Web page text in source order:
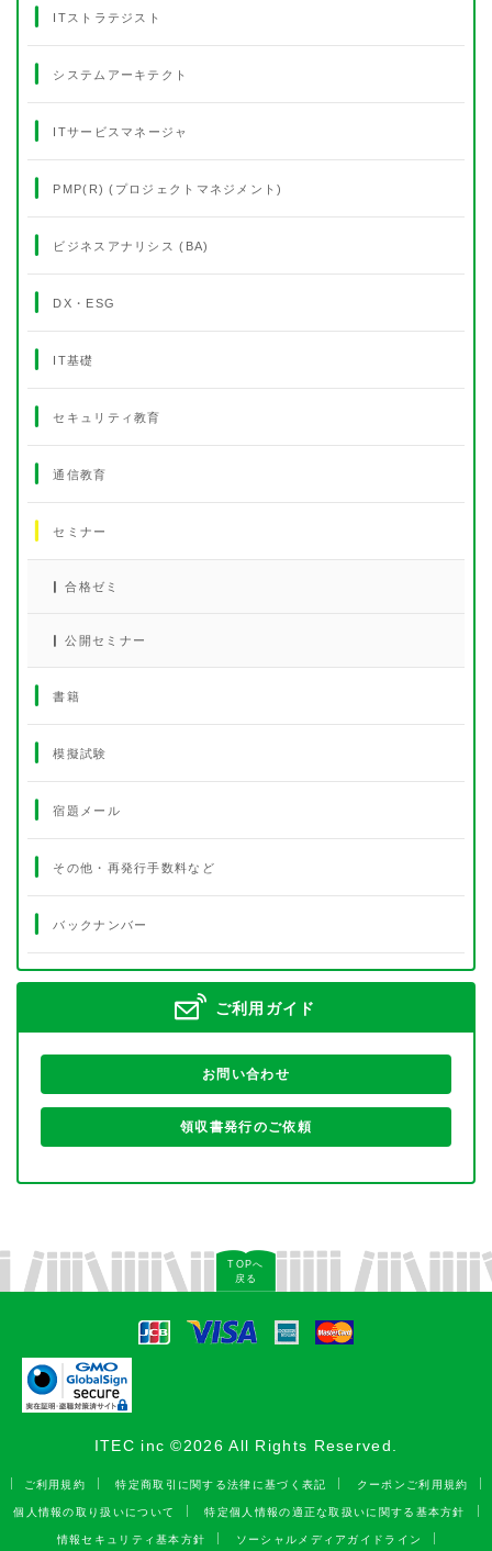
ITストラテジスト
システムアーキテクト
ITサービスマネージャ
PMP(R) (プロジェクトマネジメント)
ビジネスアナリシス (BA)
DX・ESG
IT基礎
セキュリティ教育
通信教育
セミナー
合格ゼミ
公開セミナー
書籍
模擬試験
宿題メール
その他・再発行手数料など
バックナンバー
ご利用ガイド
お問い合わせ
領収書発行のご依頼
TOPへ
戻る
ITEC inc ©2026 All Rights Reserved.
ご利用規約 特定商取引に関する法律に基づく表記 クーポンご利用規約
個人情報の取り扱いについて 特定個人情報の適正な取扱いに関する基本方針
情報セキュリティ基本方針 ソーシャルメディアガイドライン